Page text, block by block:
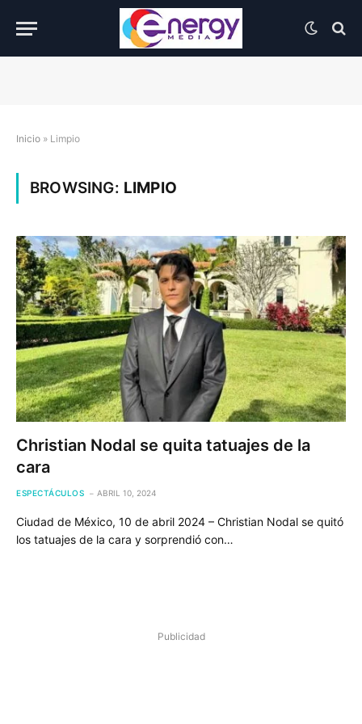
Inicio » Limpio
BROWSING: LIMPIO
Christian Nodal se quita tatuajes de la
cara
ESPECTÁCULOS ABRIL 10, 2024
Ciudad de México, 10 de abril 2024 – Christian Nodal se quitó
los tatuajes de la cara y sorprendió con…
Publicidad